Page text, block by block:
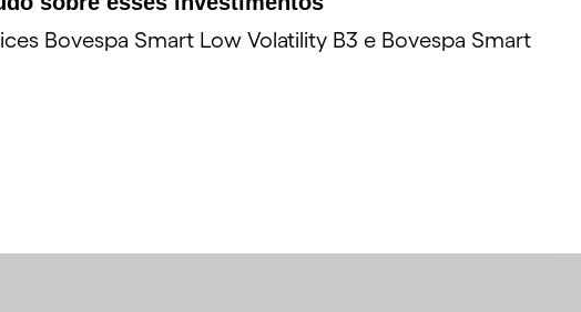
Bovespa Smart Low Volatility B3 e Bovespa Smart